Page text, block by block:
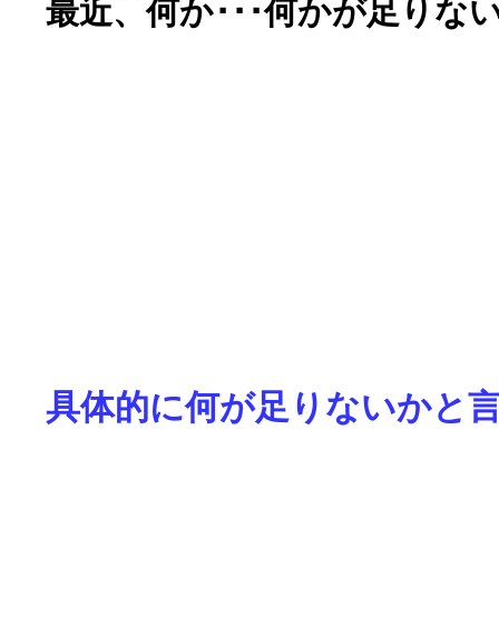
最近、何か･･･何かが足りな
具体的に何が足りないかと